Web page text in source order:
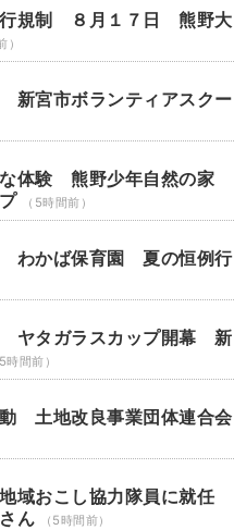
行規制 ８月１７日 熊野大
）
新宮市ボランティアスクー
な体験 熊野少年自然の家
（5時間前）
わかば保育園 夏の恒例行
ヤタガラスカップ開幕 新
5時間前）
土地改良事業団体連合会
域おこし協力隊員に就任
ん
（5時間前）